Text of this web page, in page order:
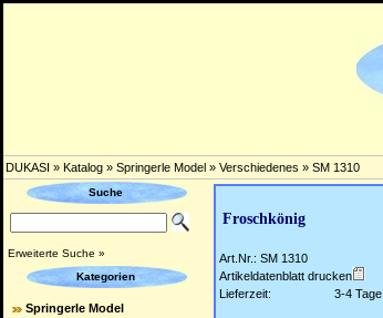
DUKASI » Katalog » Springerle Model » Verschiedenes » SM 1310
Suche
Erweiterte Suche »
Kategorien
Springerle Model
Froschkönig
Art.Nr.: SM 1310
Artikeldatenblatt drucken
Lieferzeit:
3-4 Tage